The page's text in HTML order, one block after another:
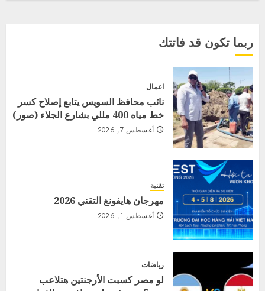
ربما تكون قد فاتتك
اعمال
نائب محافظ السويس يتابع إصلاح كسر
خط مياه 400 مللي بشارع الجلاء (صور)
أغسطس 7, 2026
تقنية
مهرجان هايفونغ التقني 2026
أغسطس 1, 2026
رياضات
لو مصر كسبت الأرجنتين هتلاعب